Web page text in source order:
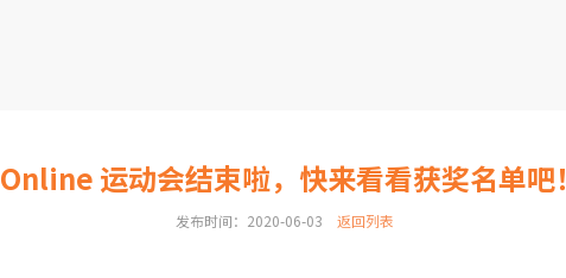
Online 运动会结束啦，快来看看获奖名单吧！
发布时间：2020-06-03 返回列表